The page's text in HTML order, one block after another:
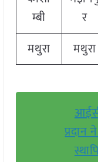
म्बी
र
मथुरा मथुरा